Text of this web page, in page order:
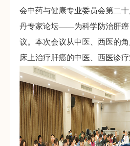
会中药与健康专业委员会第二
丹专家论坛——为科学防治肝癌
议。本次会议从中医、西医的
床上治疗肝癌的中医、西医诊疗